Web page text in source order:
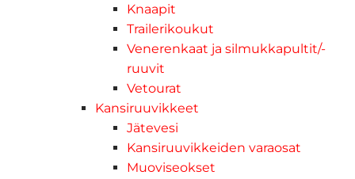
Knaapit
Trailerikoukut
Venerenkaat ja silmukkapultit/-
ruuvit
Vetourat
Kansiruuvikkeet
Jätevesi
Kansiruuvikkeiden varaosat
Muoviseokset